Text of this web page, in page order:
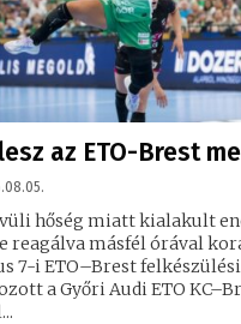
az ETO-Brest
hőség miatt kialakult
reagálva másfél órával
7-i ETO–Brest
a Győri Audi ETO